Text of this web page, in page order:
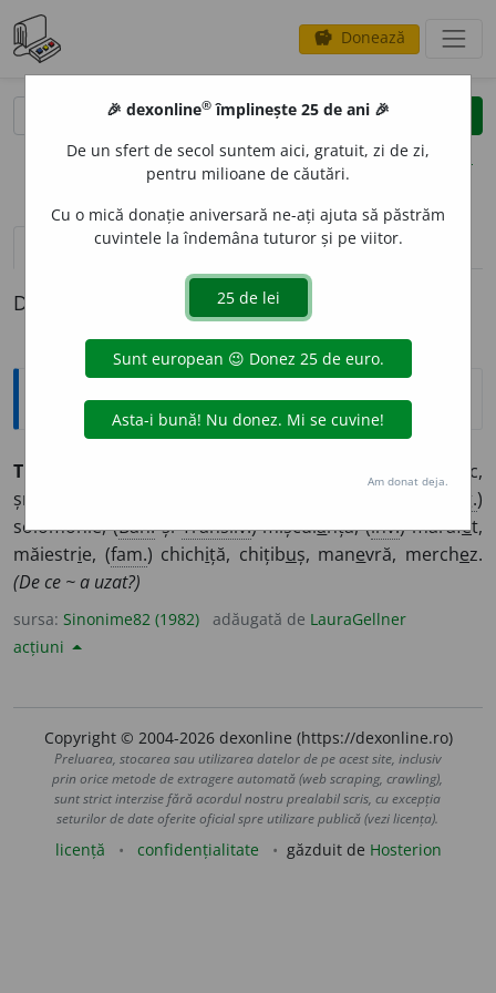
savings Donează
clear
opțiuni
definiții (1) pronunțievolume_up (4)
Definiția cu ID-ul 1045440:
Sinonime
TERT
stratagemă, subterfugiu, șiretenie, șiretlic,
șmecherie, truc, viclenie, vicleșug, (rar) șireț
reg.)
solomonie, (Ban.șiTransilv.) mișculanță, (înv.) marafet,
măiestrie, (fam.) chichiță, chițibuș, manevră, merchez.
(De ce ~ a uzat?)
sursa: Sinonime82 (1982) adăugată de LauraGellner
acțiuni
Copyright © 2004-2026 dexonline (https://dexonline.ro)
Preluarea, stocarea sau utilizarea datelor de pe acest site, inclusiv
prin orice metode de extragere automată (web scraping, crawling),
sunt strict interzise fără acordul nostru prealabil scris, cu excepția
seturilor de date oferite oficial spre utilizare publică (vezi licența).
licență confidențialitate găzduit de Hosterion
🎉 dexonline® împlinește 25 de ani 🎉
De un sfert de secol suntem aici, gratuit, zi de zi,
pentru milioane de căutări.
Cu o mică donație aniversară ne-ați ajuta să păstrăm
cuvintele la îndemâna tuturor și pe viitor.
Am donat deja.